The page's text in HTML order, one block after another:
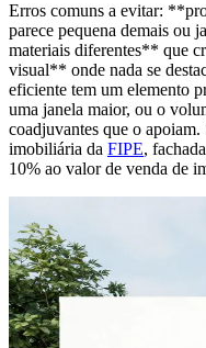
Erros comuns a evitar:
parece pequena demais ou
materiais diferentes** que
visual** onde nada se
eficiente tem um elemento
uma janela maior, ou o
coadjuvantes que o
imobiliária da FIPE,
10% ao valor de venda de